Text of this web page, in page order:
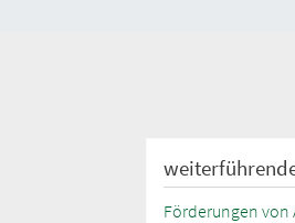
Förderungen von